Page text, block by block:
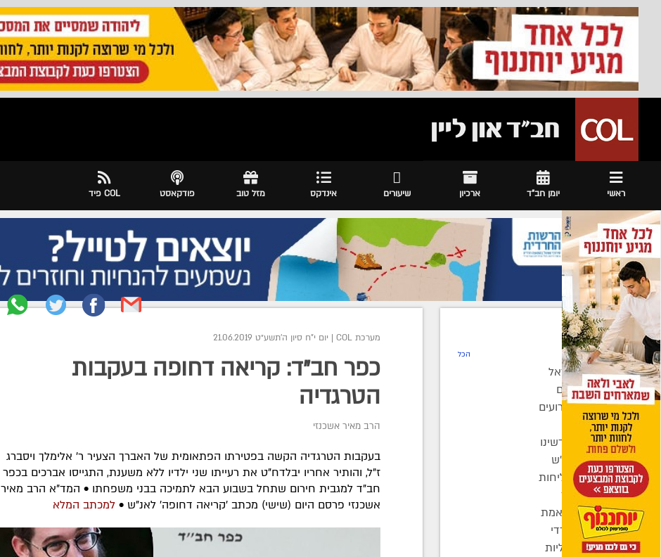
ראשי יומן חב"ד ארכיון שיעורים אינדקס מזל טוב פודקאסט COL פיד
חדשות
רדיו COL הכל
חב"ד בישראל
חב"ד בעולם
כינוסים ואירועים
קהילות
בחצרות קדשינו
שמחות אנ"ש
יוצאים לשליחות
נשות חב"ד
ברוך דיין האמת
בעולם החרדי
חדשות כלליות
מערכת COL | יום י"ח סיון ה׳תשע״ט 21.06.2019
כפר חב"ד: קריאה דחופה בעקבות
הטרגדיה
הרב מאיר אשכנזי
בעקבות הטרגדיה הקשה בפטירתו הפתאומית של האברך הצעיר ר' אלימלך ויסברג
ז"ל, והותיר אחריו יבלדח"ט את רעייתו שני ילדיו ללא משענת, התגייסו אברכים בכפר
חב"ד למגבית חירום שתחל בשבוע הבא לתמיכה בבני משפחתו • המד"א הרב מאיר
אשכנזי פרסם היום (שישי) מכתב 'קריאה דחופה' לאנ"ש •למכתב המלא